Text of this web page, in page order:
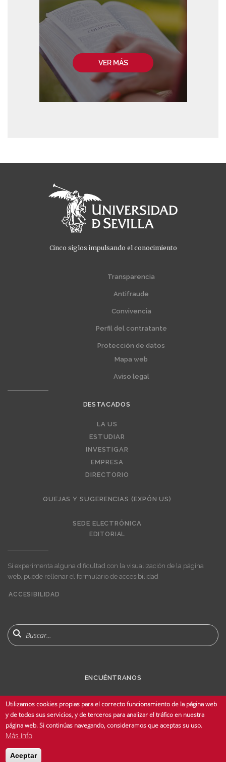
VER MÁS
Cinco siglos impulsando el conocimiento
Transparencia
Antifraude
Convivencia
Perfil del contratante
Protección de datos
Mapa web
Aviso legal
DESTACADOS
LA US
ESTUDIAR
INVESTIGAR
EMPRESA
DIRECTORIO
QUEJAS Y SUGERENCIAS (EXPÓN US)
SEDE ELECTRÓNICA
EDITORIAL
Si experimenta alguna dificultad con la visualización de la página
web, puede rellenar el formulario de accesibilidad
menu
ACCESIBILIDAD
Buscar
ENCUÉNTRANOS
© Copyright 2025 Universidad de Sevilla - Todos los derechos reservados -
Utilizamos cookies propias para el correcto funcionamiento de la página web
y de todos sus servicios, y de terceros para analizar el tráfico en nuestra
página web. Si continúas navegando, consideramos que aceptas su uso.
Más info
Aceptar